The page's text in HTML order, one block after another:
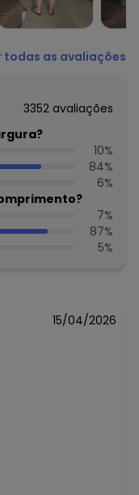
todas as avaliações
3352 avaliações
10%
84%
6%
7%
87%
5%
15/04/2026